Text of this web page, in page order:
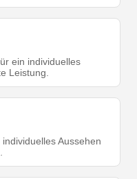
ein individuelles
Leistung.
Aussehen